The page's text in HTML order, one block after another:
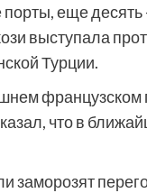
еще
выступала
Турции.
что в
заморозят